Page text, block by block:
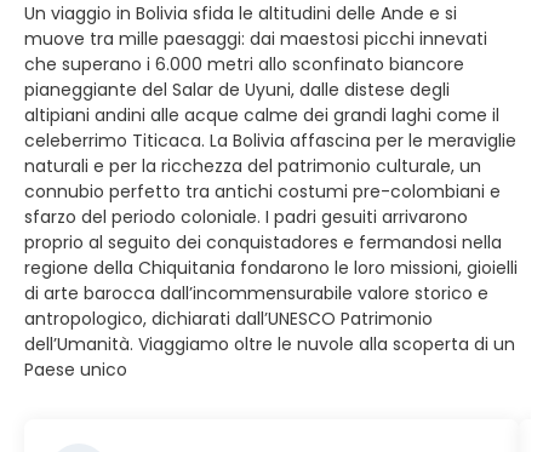
Un viaggio in Bolivia sfida le altitudini delle Ande e si
muove tra mille paesaggi: dai maestosi picchi innevati
che superano i 6.000 metri allo sconfinato biancore
pianeggiante del Salar de Uyuni, dalle distese degli
altipiani andini alle acque calme dei grandi laghi come il
celeberrimo Titicaca. La Bolivia affascina per le meraviglie
naturali e per la ricchezza del patrimonio culturale, un
connubio perfetto tra antichi costumi pre-colombiani e
sfarzo del periodo coloniale. I padri gesuiti arrivarono
proprio al seguito dei conquistadores e fermandosi nella
regione della Chiquitania fondarono le loro missioni, gioielli
di arte barocca dall’incommensurabile valore storico e
antropologico, dichiarati dall’UNESCO Patrimonio
dell’Umanità. Viaggiamo oltre le nuvole alla scoperta di un
Paese unico